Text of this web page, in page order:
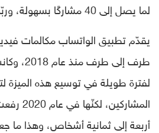
لما يصل إلى 40 مشاركًا بسهولة، وربّما أكثر في المستقبل.
يقدّم تطبيق الواتساب مكالمات
لفترة طويلة في توسيع هذه الميزة
أربعة إلى ثمانية أشخاص، وهذا ما